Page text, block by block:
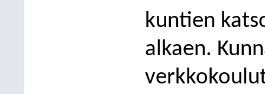
kuntien
alkaen.